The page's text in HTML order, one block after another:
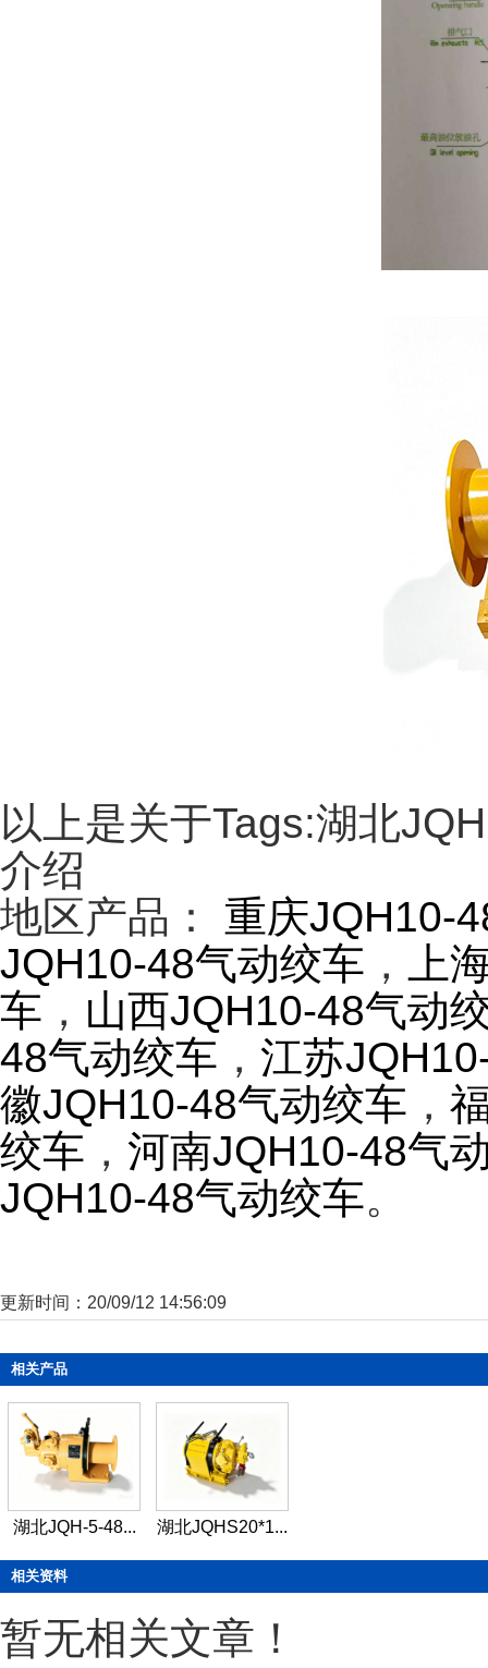
以上是关于Tags:湖北
介绍
地区产品： 重庆JQH10-
JQH10-48气动绞车 ，
上
车 ， 山西JQH10-48气动
48气动绞车 ， 江苏
徽JQH10-48气动绞车 ，
绞车 ， 河南JQH10-48气
JQH10-48气动绞车。
更新时间：20/09/12 14:56:09
相关产品
湖北JQH-5-48... 湖北JQHS20*1...
相关资料
暂无相关文章！